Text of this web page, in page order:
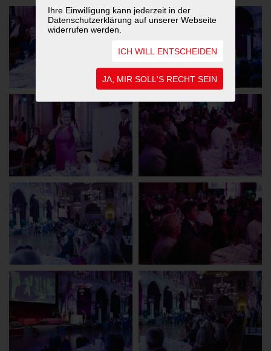
Ihre Einwilligung kann jederzeit in der
Datenschutzerklärung auf unserer Webseite
widerrufen werden.
ICH WILL ENTSCHEIDEN
JA, MIR SOLL'S RECHT SEIN